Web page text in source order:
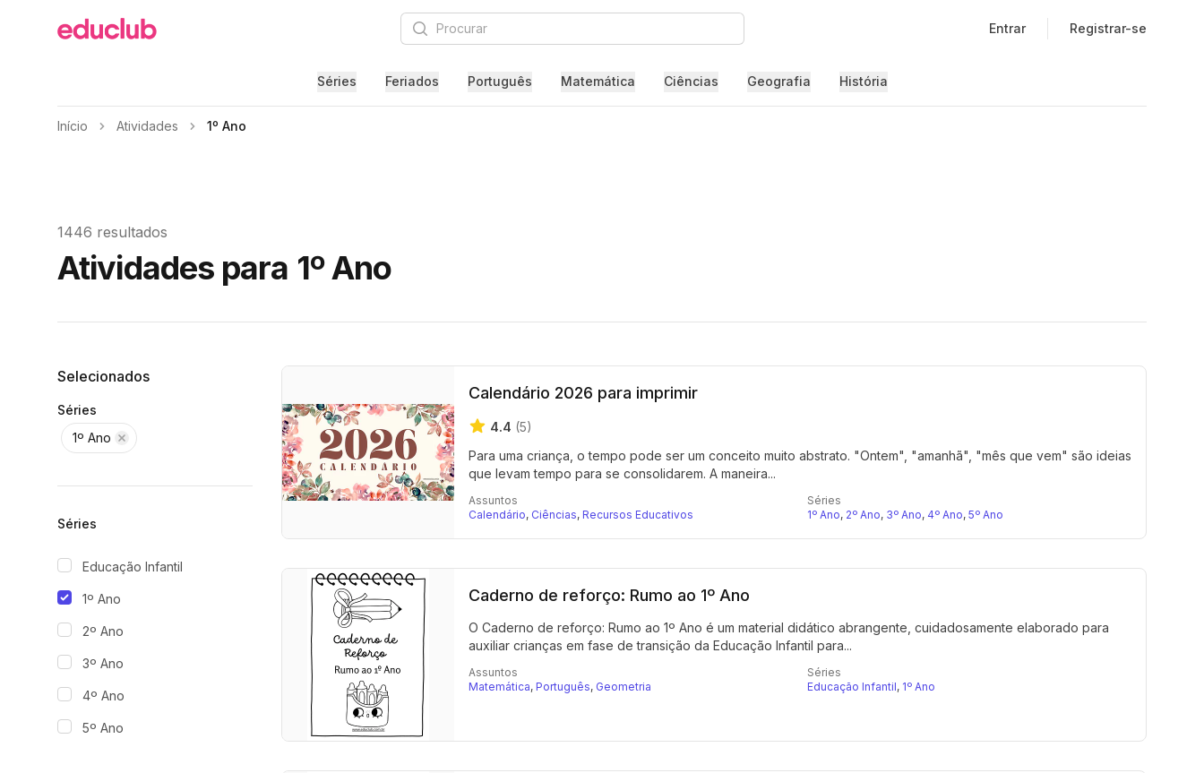
Educlub Procurar Entrar Registrar-se
Séries Feriados Português Matemática Ciências Geografia História
Início Atividades 1º Ano
1446 resultados
Atividades para 1º Ano
Filtros
Selecionados
Séries
1º Ano
Séries
Educação Infantil
1º Ano
2º Ano
3º Ano
4º Ano
5º Ano
Calendário 2026 para imprimir
4.4 (5)
Para uma criança, o tempo pode ser um conceito muito abstrato. "Ontem", "amanhã", "mês que vem" são ideias
que levam tempo para se consolidarem. A maneira...
Assuntos
Calendário, Ciências, Recursos Educativos
Séries
1º Ano, 2º Ano, 3º Ano, 4º Ano, 5º Ano
Caderno de reforço: Rumo ao 1º Ano
O Caderno de reforço: Rumo ao 1º Ano é um material didático abrangente, cuidadosamente elaborado para
auxiliar crianças em fase de transição da Educação Infantil para...
Assuntos
Matemática, Português, Geometria
Séries
Educação Infantil, 1º Ano